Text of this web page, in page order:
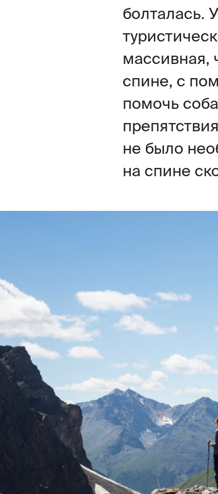
болталась.
массивная,
спине, с
помочь
не было
на спине